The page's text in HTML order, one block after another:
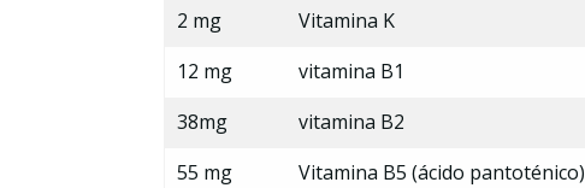
2 mg
Vitamina K
12 mg
vitamina B1
38mg
vitamina B2
55 mg
Vitamina B5 (ácido pantoténico)